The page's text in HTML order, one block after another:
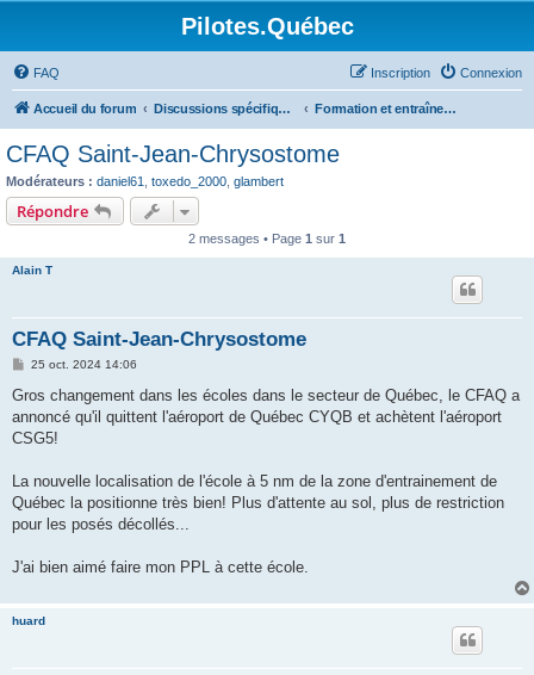
Pilotes.Québec
FAQ Connexion
Inscription
Accueil du forum Discussions spécifiques et techniques Formation et entraînement
CFAQ Saint-Jean-Chrysostome
Modérateurs : daniel61 toxedo_2000 glambert
Répondre
2 messages • Page 1 sur 1
Alain T
CFAQ Saint-Jean-Chrysostome
M
s
a
g
25 oct. 2024 14:06
Gros changement dans les écoles dans le secteur de Québec, le CFAQ a
annoncé qu'il quittent l'aéroport de Québec CYQB et achètent l'aéroport
CSG5!
La nouvelle localisation de l'école à 5 nm de la zone d'entrainement de
Québec la positionne très bien! Plus d'attente au sol, plus de restriction
pour les posés décollés...
J'ai bien aimé faire mon PPL à cette école.
huard